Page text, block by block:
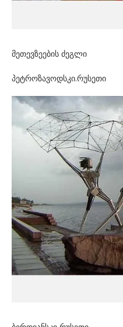
მეთევზეების ძეგლი
პეტროზავოდსკი.რუსეთი